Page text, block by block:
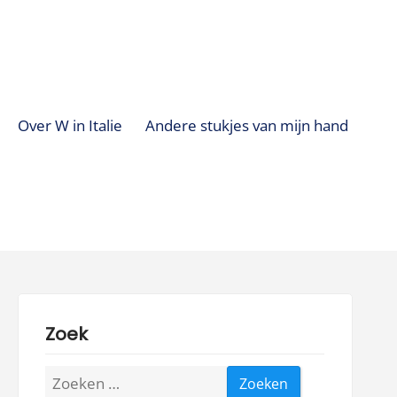
Over W in Italie Andere stukjes van mijn hand
Zoek
Zoeken